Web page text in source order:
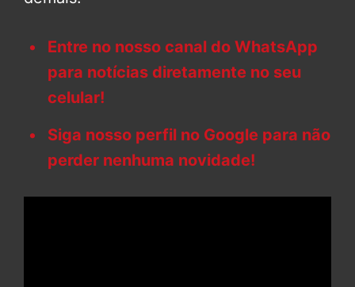
Entre no nosso canal do WhatsApp
para notícias diretamente no seu
celular!
Siga nosso perfil no Google para não
perder nenhuma novidade!